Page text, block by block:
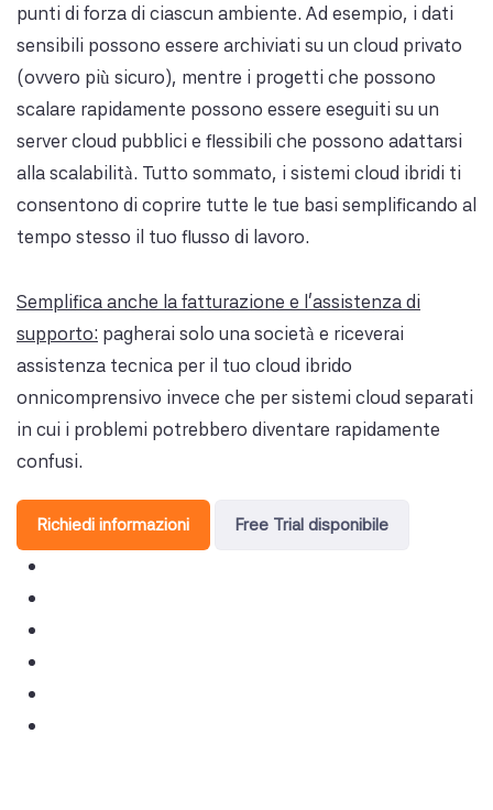
punti di forza di ciascun ambiente. Ad esempio, i dati
sensibili possono essere archiviati su un cloud privato
(ovvero più sicuro), mentre i progetti che possono
scalare rapidamente possono essere eseguiti su un
server cloud pubblici e flessibili che possono adattarsi
alla scalabilità. Tutto sommato, i sistemi cloud ibridi ti
consentono di coprire tutte le tue basi semplificando al
tempo stesso il tuo flusso di lavoro.
Semplifica anche la fatturazione e l'assistenza di
supporto: pagherai solo una società e riceverai
assistenza tecnica per il tuo cloud ibrido
onnicomprensivo invece che per sistemi cloud separati
in cui i problemi potrebbero diventare rapidamente
confusi.
Richiedi informazioni Free Trial disponibile